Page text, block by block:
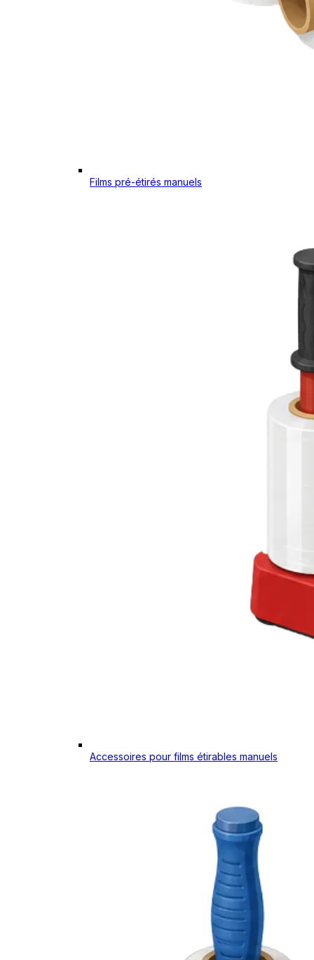
Films pré-étirés manuels
Accessoires pour films étirables manuels